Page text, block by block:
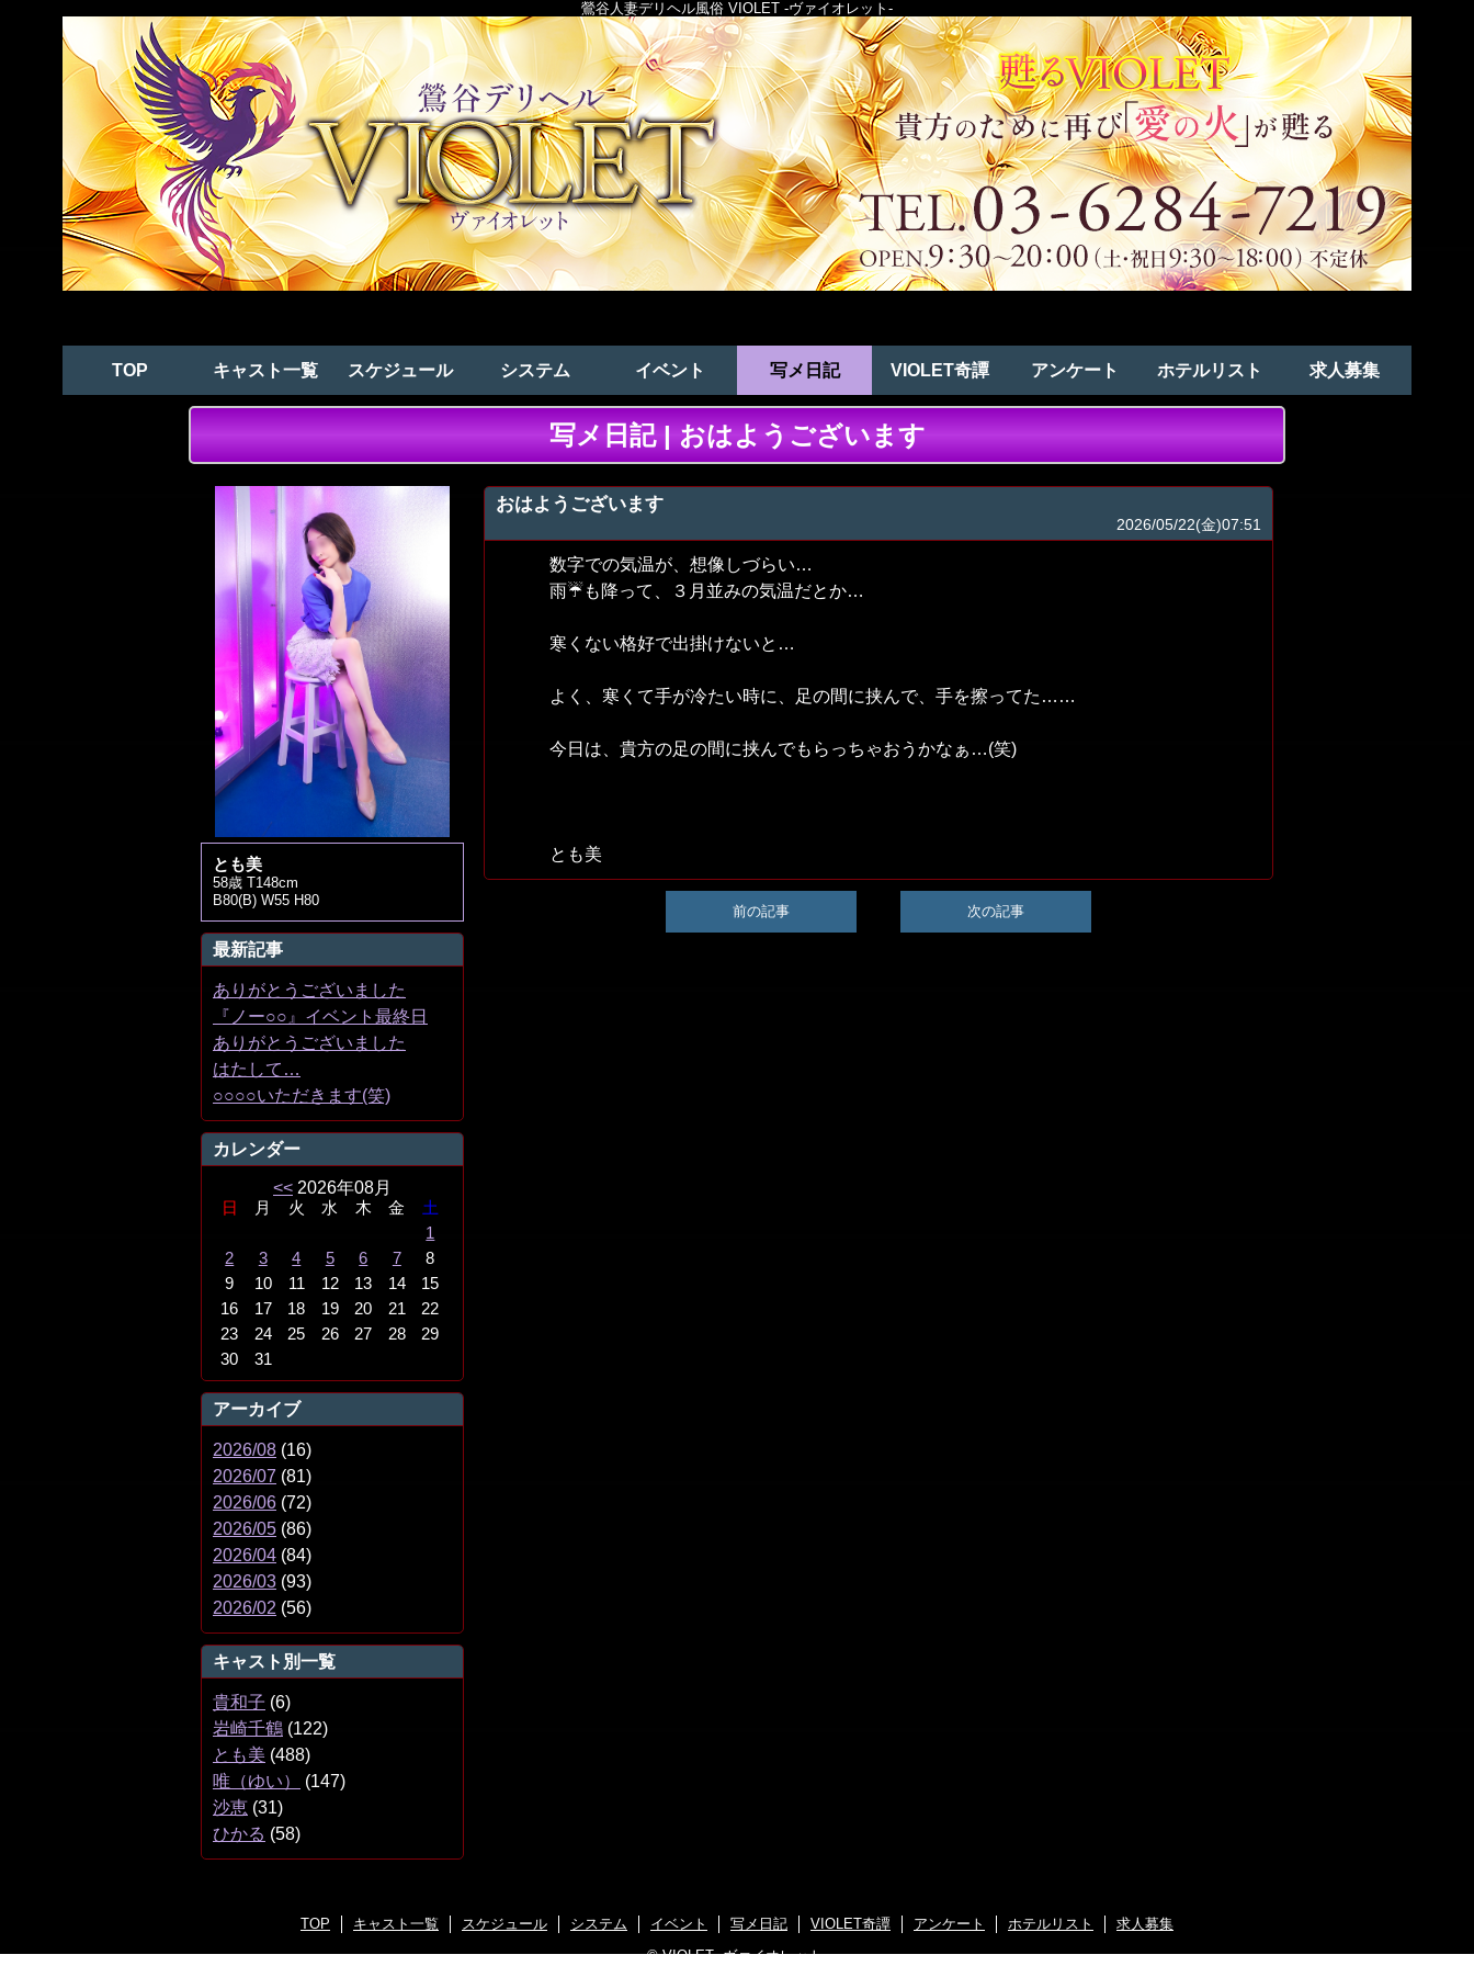
鶯谷人妻デリヘル風俗 VIOLET -ヴァイオレット-
TOP キャスト一覧 スケジュール システム イベント 写メ日記 VIOLET奇譚 アンケート ホテルリスト 求人募集
写メ日記 | おはようございます
とも美
58歳 T148cm
B80(B) W55 H80
最新記事
ありがとうございました
『ノー○○』イベント最終日
ありがとうございました
はたして…
○○○○いただきます(笑)
カレンダー
<< 2026年08月
日 月 火 水 木 金
土
1
2
3 4 5 6 7
8
9
10 11 12 13 14
15
16
17 18 19 20 21
22
23
24 25 26 27 28
29
30
31
アーカイブ
2026/08 (16)
2026/07 (81)
2026/06 (72)
2026/05 (86)
2026/04 (84)
2026/03 (93)
2026/02 (56)
キャスト別一覧
貴和子 (6)
岩崎千鶴 (122)
とも美 (488)
唯（ゆい）
(147)
沙恵 (31)
ひかる (58)
おはようございます
2026/05/22(金)07:51
数字での気温が、想像しづらい…
雨☔も降って、３月並みの気温だとか…
寒くない格好で出掛けないと…
よく、寒くて手が冷たい時に、足の間に挟んで、手を擦ってた……
今日は、貴方の足の間に挟んでもらっちゃおうかなぁ…(笑)
とも美
前の記事 次の記事
TOP キャスト一覧 スケジュール システム イベント 写メ日記 VIOLET奇譚 アンケート ホテルリスト
求人募集
©VIOLET -ヴァイオレット-